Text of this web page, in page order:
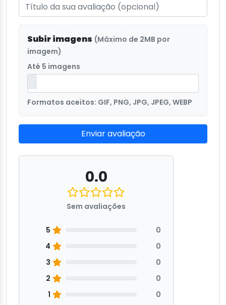
Subir imagens (Máximo de 2MB por
imagem)
Até 5 imagens
Formatos aceitos: GIF, PNG, JPG, JPEG, WEBP
Enviar avaliação
0.0
Sem avaliações
5
0
4
0
3
0
2
0
1
0